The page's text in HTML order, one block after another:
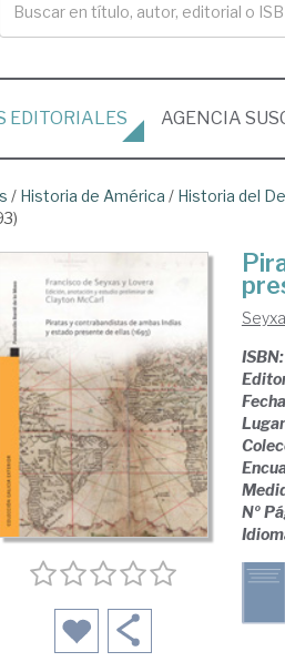
EDITORIALES AGENCIA
/ Historia de América / Historia del
ISBN:
Nº